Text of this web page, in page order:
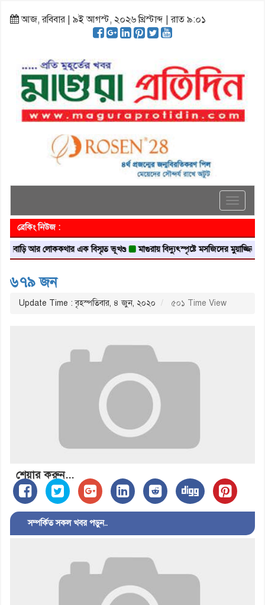
আজ, রবিবার | ৯ই আগস্ট, ২০২৬ খ্রিস্টাব্দ | রাত ৯:০১
Toggle
ব্রেকিং নিউজ :
আর লোককথার এক বিস্মৃত ভূখণ্ড মাগুরায় বিদ্যুৎস্পৃষ্টে মসজিদের মুয়াজ্জিনের মৃত্যু
৬৭৯ জন
Update Time : বৃহস্পতিবার, ৪ জুন, ২০২০ ৫০১ Time View
শেয়ার করুন...
সম্পর্কিত সকল খবর পড়ুন..